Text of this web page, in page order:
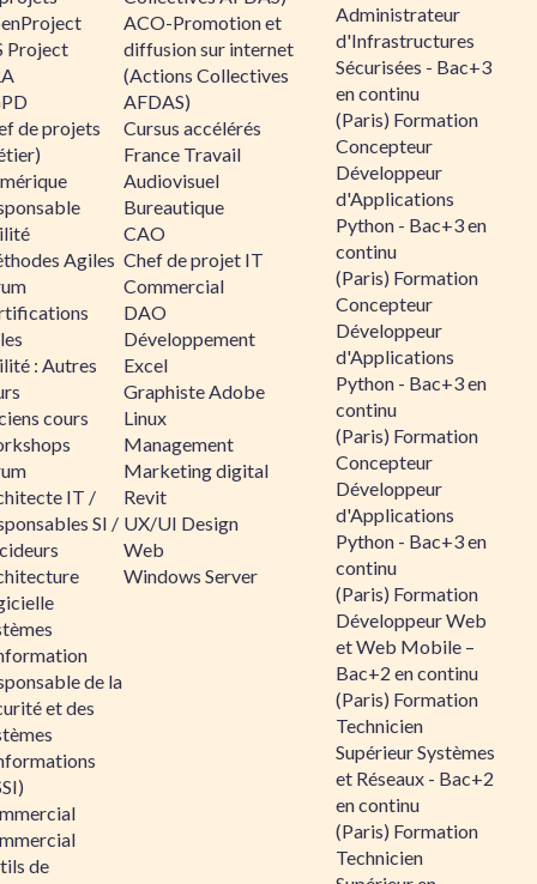
Project
de projets
Agiles
: Autres
cours
IT /
SI /
de la
et des
de
ACO-Promotion et
diffusion sur internet
(Actions Collectives
AFDAS)
Cursus accélérés
France Travail
Audiovisuel
Bureautique
CAO
Chef de projet IT
Commercial
DAO
Développement
Excel
Graphiste Adobe
Linux
Management
Marketing digital
Revit
UX/UI Design
Web
Windows Server
Administrateur
d'Infrastructures
Sécurisées - Bac+3
en continu
(Paris) Formation
Concepteur
Développeur
d'Applications
Python - Bac+3 en
continu
(Paris) Formation
Concepteur
Développeur
d'Applications
Python - Bac+3 en
continu
(Paris) Formation
Concepteur
Développeur
d'Applications
Python - Bac+3 en
continu
(Paris) Formation
Développeur Web
et Web Mobile –
Bac+2 en continu
(Paris) Formation
Technicien
Supérieur Systèmes
et Réseaux - Bac+2
en continu
(Paris) Formation
Technicien